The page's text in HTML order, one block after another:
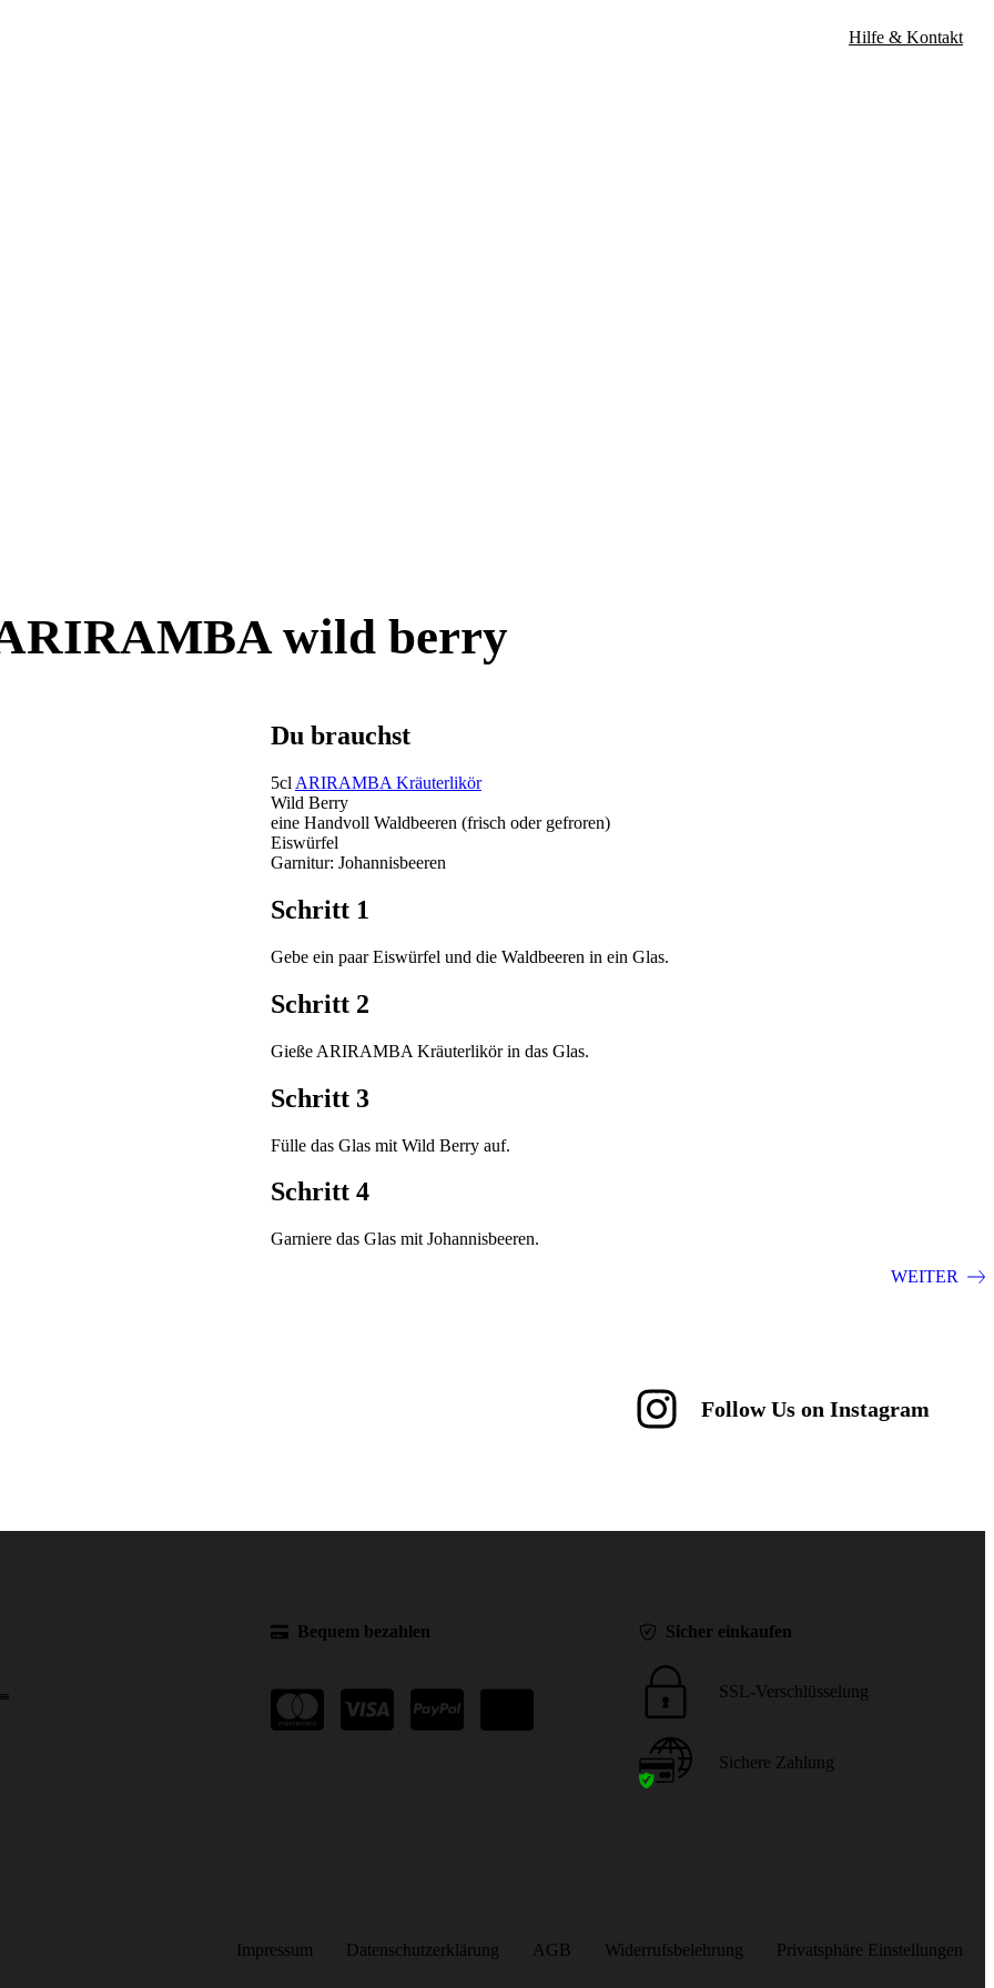
Hilfe & Kontakt
wild berry
Du brauchst
5cl ARIRAMBA Kräuterlikör
Wild Berry
eine Handvoll Waldbeeren (frisch oder gefroren)
Eiswürfel
Garnitur: Johannisbeeren
Schritt 1
Gebe ein paar Eiswürfel und die Waldbeeren in ein Glas.
Schritt 2
Gieße ARIRAMBA Kräuterlikör in das Glas.
Schritt 3
Fülle das Glas mit Wild Berry auf.
Schritt 4
Garniere das Glas mit Johannisbeeren.
WEITER
Follow Us on Instagram
Bequem bezahlen Sicher einkaufen
SSL-Verschlüsselung
Sichere Zahlung
Impressum Datenschutzerklärung AGB Widerrufsbelehrung Privatsphäre Einstellungen